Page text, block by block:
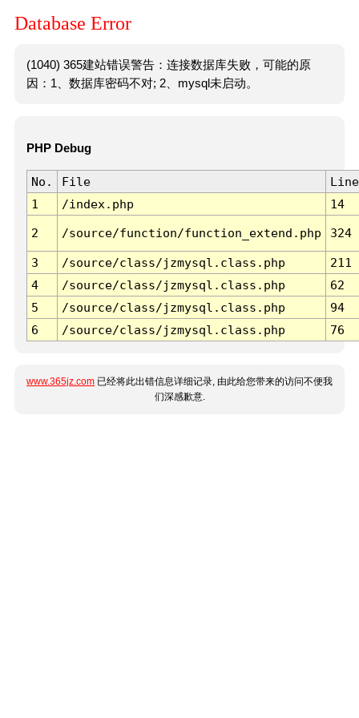
Database Error
(1040) 365建站错误警告：连接数据库失败，可能的原
因：1、数据库密码不对; 2、mysql未启动。
PHP Debug
No. File
Line
1
/index.php 14
2 /source/function/function_extend.php 324
3 /source/class/jzmysql.class.php
211
4
/source/class/jzmysql.class.php
62
5
/source/class/jzmysql.class.php
94
6
/source/class/jzmysql.class.php 76
www.365jz.com 已经将此出错信息详细记录, 由此给您带来的访问不便我
们深感歉意.